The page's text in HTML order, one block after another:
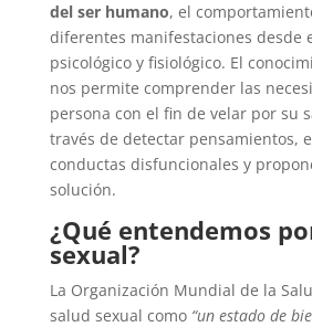
del ser humano, el
diferentes manifestaciones desde
psicológico y fisiológico. El
nos permite comprender las
persona con el fin de velar por su
través de detectar pensamientos,
conductas disfuncionales y
solución.
¿Qué entendemos
sexual?
La Organización Mundial de la
salud sexual como “un estado de